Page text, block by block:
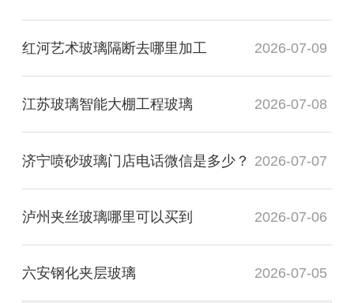
红河艺术玻璃隔断去哪里加工 2026-07-09
江苏玻璃智能大棚工程玻璃 2026-07-08
济宁喷砂玻璃门店电话微信是多少？ 2026-07-07
泸州夹丝玻璃哪里可以买到 2026-07-06
六安钢化夹层玻璃 2026-07-05